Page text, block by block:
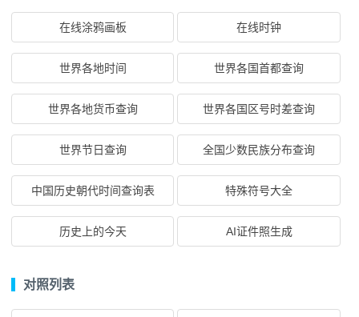
在线涂鸦画板 在线时钟
世界各地时间 世界各国首都查询
世界各地货币查询 世界各国区号时差查询
世界节日查询 全国少数民族分布查询
中国历史朝代时间查询表 特殊符号大全
历史上的今天 AI证件照生成
对照列表